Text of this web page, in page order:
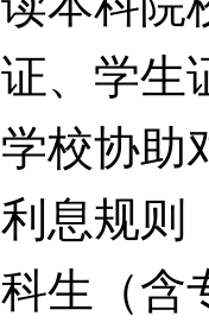
、学生
校协助
息规则
（含专